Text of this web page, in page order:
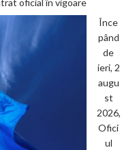
oficial în vigoare
Înce
pând
de
ieri, 2
augu
st
2026,
Ofici
ul